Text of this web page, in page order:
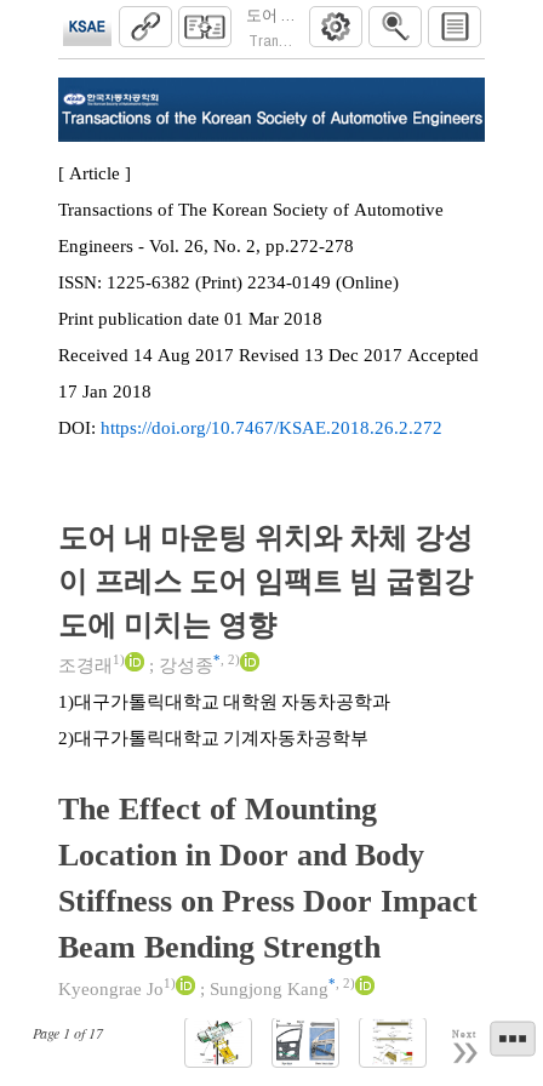
도어 내 마운팅 위치와 차체 강성이 프레
Transactions of the Korean Society of
Page 1 of17 Next
[ Article ]
Transactions of The Korean Society of Automotive
Engineers - Vol. 26, No. 2, pp.272-278
ISSN:
1225-6382 (Print) 2234-0149 (Online)
Print publication date 01 Mar 2018
Received 14 Aug 2017 Revised 13 Dec 2017 Accepted
17 Jan 2018
DOI: https://doi.org/10.7467/KSAE.2018.26.2.272
도어 내 마운팅 위치와 차체 강성
이 프레스 도어 임팩트 빔 굽힘강
도에 미치는 영향
조경래 1) ; 강성종* 2)
1)대구가톨릭대학교 대학원 자동차공학과
2)대구가톨릭대학교 기계자동차공학부
The Effect of Mounting
Location in Door and Body
Stiffness on Press Door Impact
Beam Bending Strength
Kyeongrae Jo1) ; Sungjong Kang*, 2)